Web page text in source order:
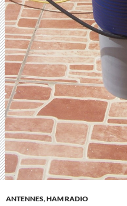
ANTENNES,HAM RADIO